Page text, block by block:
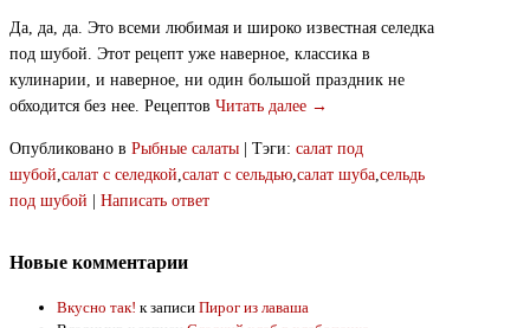
Да, да, да. Это всеми любимая и широко известная селедка
под шубой. Этот рецепт уже наверное, классика в
кулинарии, и наверное, ни один большой праздник не
обходится без нее. Рецептов Читать далее →
Опубликовано в Рыбные салаты Тэги: салат под
шубой,салат с селедкой,салат с сельдью,салат шуба,сельдь
под шубой
Написать ответ
Новые комментарии
Вкусно так! к записи Пирог из лаваша